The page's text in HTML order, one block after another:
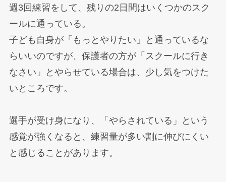
週3回練習をして、残りの2日間はいくつかのスク
ールに通っている。
子ども自身が「もっとやりたい」と通っているな
らいいのですが、保護者の方が「スクールに行き
なさい」とやらせている場合は、少し気をつけた
いところです。
選手が受け身になり、「やらされている」という
感覚が強くなると、練習量が多い割に伸びにくい
と感じることがあります。